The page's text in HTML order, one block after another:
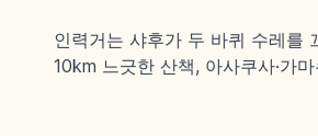
인력거는 샤후가 두 바퀴 수레를
10km 느긋한 산책, 아사쿠사·가